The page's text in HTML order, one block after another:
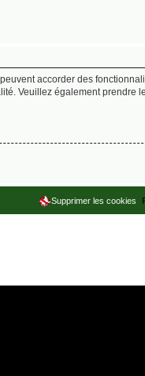
accorder des
Veuillez également prendre
Supprimer les cookies